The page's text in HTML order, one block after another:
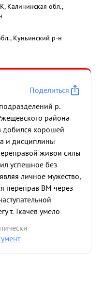
Калининская обл.,
Куньинский р-н
Поделиться
р.
района
добился хорошей
и дисциплины
живои силы
успешное без
личное мужество,
переправ ВМ через
т. Ткачев умело
выполнение
по овладению с.